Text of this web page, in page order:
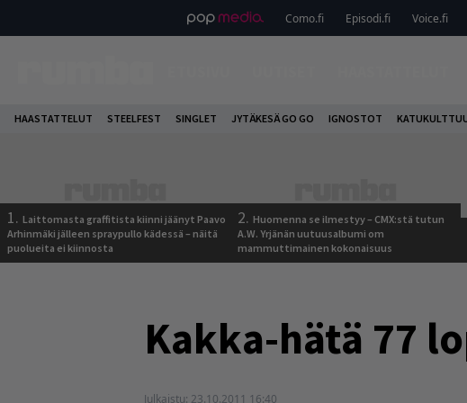
Como.fi Episodi.fi Voice.fi
HAASTATTELUT STEELFEST SINGLET JYTÄKESÄ GO GO IGNOSTOT
1. Laittomasta graffitista kiinni jäänyt Paavo
Arhinmäki jälleen spraypullo kädessä – näitä
puolueita ei kiinnosta
2. Huomenna se ilmestyy – CMX:stä tutun
A.W. Yrjänän uutuusalbumi om
mammuttimainen kokonaisuus
Kakka-hätä 77
Julkaistu: 23.10.2011 16:40